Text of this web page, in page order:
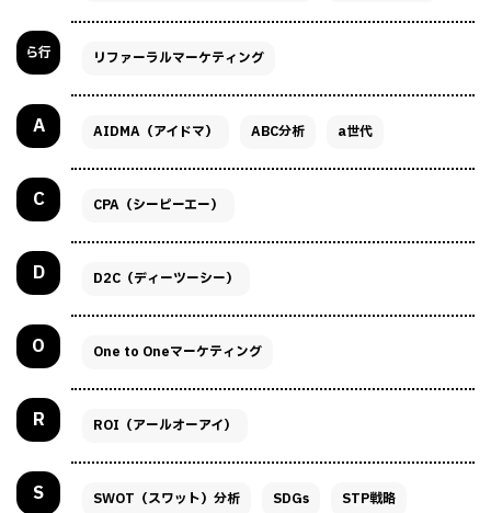
ら行 リファーラルマーケティング
A AIDMA（アイドマ） ABC分析 a世代
C CPA（シーピーエー）
D D2C（ディーツーシー）
O One to Oneマーケティング
R ROI（アールオーアイ）
S SWOT（スワット）分析 SDGs STP戦略